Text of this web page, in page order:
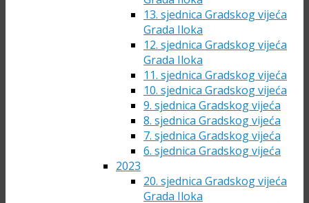
13. sjednica Gradskog vijeća
Grada Iloka
12. sjednica Gradskog vijeća
Grada Iloka
11. sjednica Gradskog vijeća
10. sjednica Gradskog vijeća
9. sjednica Gradskog vijeća
8. sjednica Gradskog vijeća
7. sjednica Gradskog vijeća
6. sjednica Gradskog vijeća
2023
20. sjednica Gradskog vijeća
Grada Iloka